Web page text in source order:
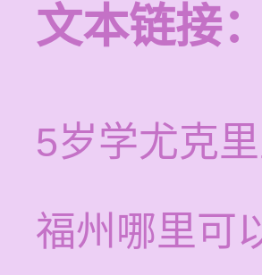
文本链接：
5岁学尤克
福州哪里可